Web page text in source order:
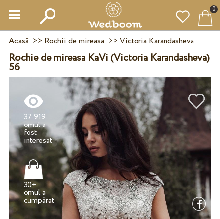
0
Acasă >> Rochii de mireasa >> Victoria Karandasheva
Rochie de mireasa KaVi (Victoria Karandasheva)
56
37 919
omul a
fost
interesat
30+
omul a
cumpărat